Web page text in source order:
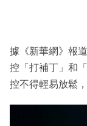
據《新華網》報
控「打補丁」和
控不得輕易放鬆